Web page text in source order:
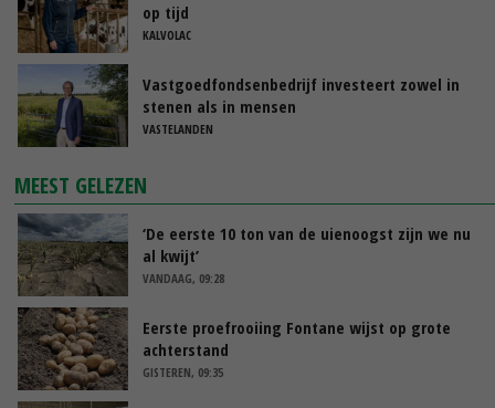
op tijd
KALVOLAC
Vastgoedfondsenbedrijf investeert zowel in
stenen als in mensen
VASTELANDEN
MEEST GELEZEN
‘De eerste 10 ton van de uienoogst zijn we nu
al kwijt’
VANDAAG, 09:28
Eerste proefrooiing Fontane wijst op grote
achterstand
GISTEREN, 09:35